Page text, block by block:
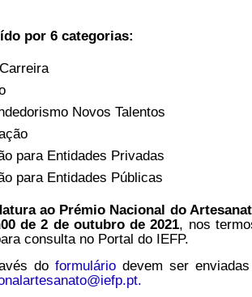
por 6 categorias:
Novos Talentos
para Entidades Privadas
para Entidades Públicas
ao Prémio Nacional do
de 2 de outubro de 2021, nos
consulta no Portal do IEFP.
do formulário devem ser